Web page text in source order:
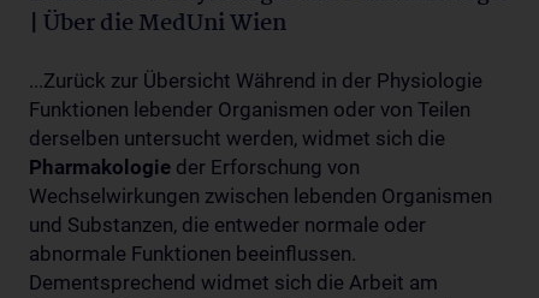
| Über die MedUni Wien
...Zurück zur Übersicht Während in der Physiologie
Funktionen lebender Organismen oder von Teilen
derselben untersucht werden, widmet sich die
Pharmakologie der Erforschung von
Wechselwirkungen zwischen lebenden Organismen
und Substanzen, die entweder normale oder
abnormale Funktionen beeinflussen.
Dementsprechend widmet sich die Arbeit am